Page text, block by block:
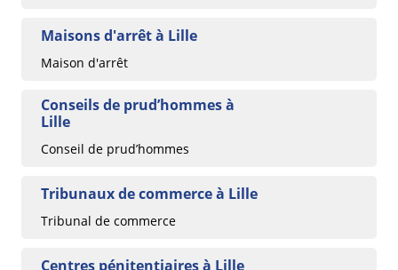
Maisons d'arrêt à Lille
Maison d'arrêt
Conseils de prud’hommes à
Lille
Conseil de prud’hommes
Tribunaux de commerce à Lille
Tribunal de commerce
Centres pénitentiaires à Lille